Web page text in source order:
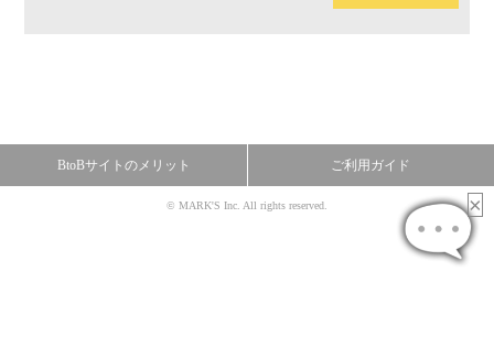
BtoBサイトのメリット ご利用ガイド
© MARK'S Inc. All rights reserved.